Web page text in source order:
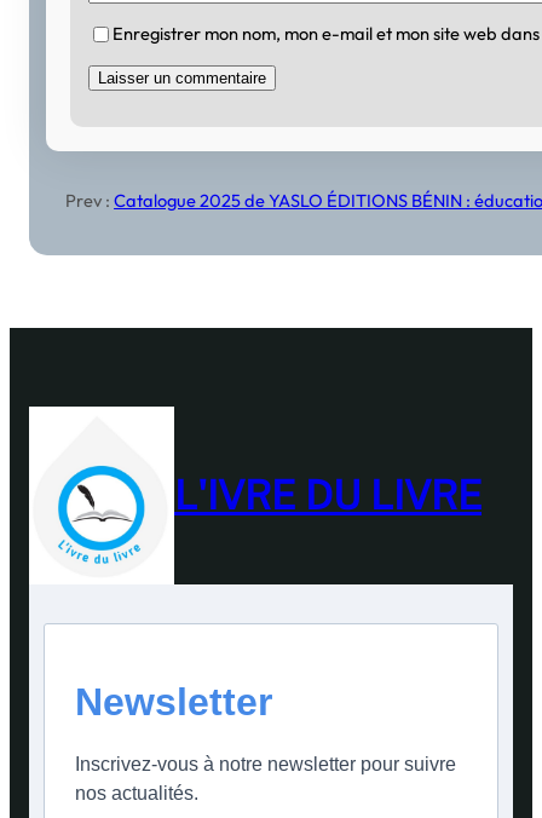
Enregistrer mon nom, mon e-mail et mon site web
Prev :Catalogue 2025 de YASLO ÉDITIONS BÉNIN :
L'IVRE DU LIVRE
Newsletter
Inscrivez-vous à notre newsletter pour suivre
nos actualités.